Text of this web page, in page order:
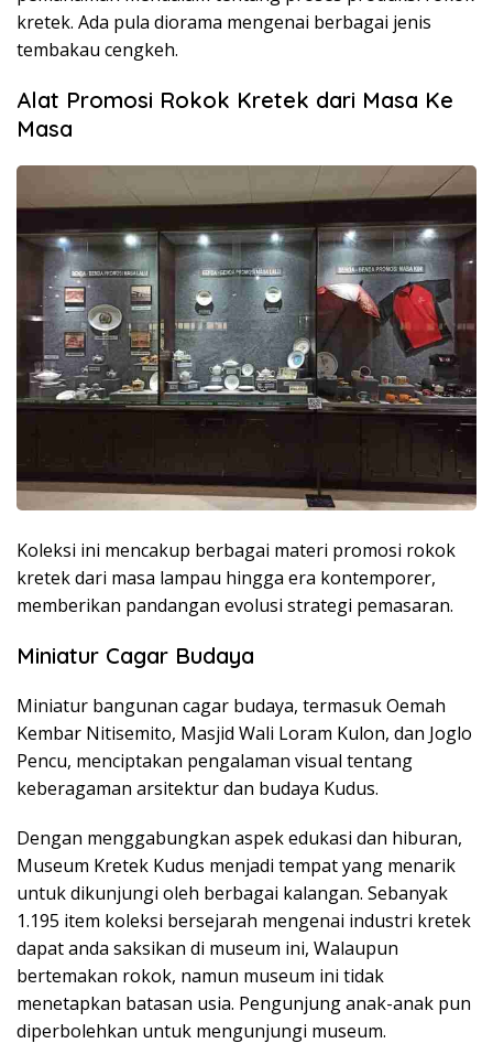
kretek. Ada pula diorama mengenai berbagai jenis
tembakau cengkeh.
Alat Promosi Rokok Kretek dari Masa Ke
Masa
Koleksi ini mencakup berbagai materi promosi rokok
kretek dari masa lampau hingga era kontemporer,
memberikan pandangan evolusi strategi pemasaran.
Miniatur Cagar Budaya
Miniatur bangunan cagar budaya, termasuk Oemah
Kembar Nitisemito, Masjid Wali Loram Kulon, dan Joglo
Pencu, menciptakan pengalaman visual tentang
keberagaman arsitektur dan budaya Kudus.
Dengan menggabungkan aspek edukasi dan hiburan,
Museum Kretek Kudus menjadi tempat yang menarik
untuk dikunjungi oleh berbagai kalangan. Sebanyak
1.195 item koleksi bersejarah mengenai industri kretek
dapat anda saksikan di museum ini, Walaupun
bertemakan rokok, namun museum ini tidak
menetapkan batasan usia. Pengunjung anak-anak pun
diperbolehkan untuk mengunjungi museum.